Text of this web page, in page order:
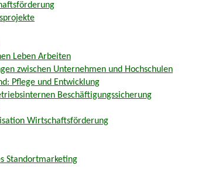
Leben Arbeiten
zwischen Unternehmen und Hochschulen
Pflege und Entwicklung
Beschäftigungssicherung
Wirtschaftsförderung
Standortmarketing